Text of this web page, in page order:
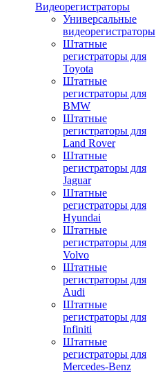
Видеорегистраторы
Универсальные
видеорегистраторы
Штатные
регистраторы для
Toyota
Штатные
регистраторы для
BMW
Штатные
регистраторы для
Land Rover
Штатные
регистраторы для
Jaguar
Штатные
регистраторы для
Hyundai
Штатные
регистраторы для
Volvo
Штатные
регистраторы для
Audi
Штатные
регистраторы для
Infiniti
Штатные
регистраторы для
Mercedes-Benz